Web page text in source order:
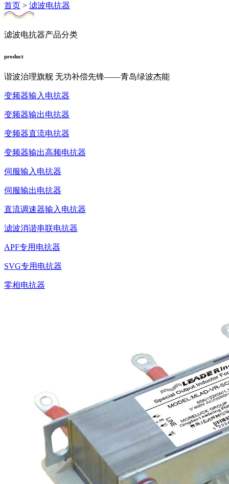
首页 > 滤波电抗器
滤波电抗器产品分类
product
谐波治理旗舰 无功补偿先锋——青岛绿波杰能
变频器输入电抗器
变频器输出电抗器
变频器直流电抗器
变频器输出高频电抗器
伺服输入电抗器
伺服输出电抗器
直流调速器输入电抗器
滤波消谐串联电抗器
APF专用电抗器
SVG专用电抗器
零相电抗器